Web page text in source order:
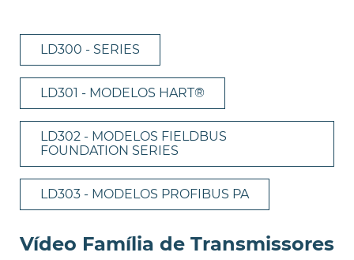
LD300 - SERIES
LD301 - MODELOS HART®
LD302 - MODELOS FIELDBUS
FOUNDATION SERIES
LD303 - MODELOS PROFIBUS PA
Vídeo Família de Transmissores